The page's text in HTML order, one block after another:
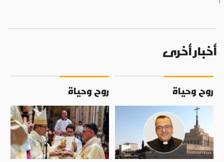
أخبار أخرى
روح وحياة روح وحياة